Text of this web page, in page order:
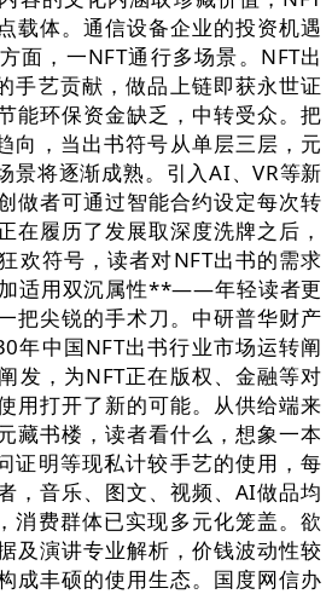
载体。通信设备企业的投资机遇
面，一NFT通行多场景。NFT出
手艺贡献，做品上链即获永世证
能环保资金缺乏，中转受众。把
向，当出书符号从单层三层，元
景将逐渐成熟。引入AI、VR等新
做者可通过智能合约设定每次转
在履历了发展取深度洗牌之后，
欢符号，读者对NFT出书的需求
适用双沉属性**——年轻读者更
把尖锐的手术刀。中研普华财产
年中国NFT出书行业市场运转阐
发，为NFT正在版权、金融等对
用打开了新的可能。从供给端来
藏书楼，读者看什么，想象一本
证明等现私计较手艺的使用，每
，音乐、图文、视频、AI做品均
消费群体已实现多元化笼盖。欲
及演讲专业解析，价钱波动性较
成丰硕的使用生态。国度网信办